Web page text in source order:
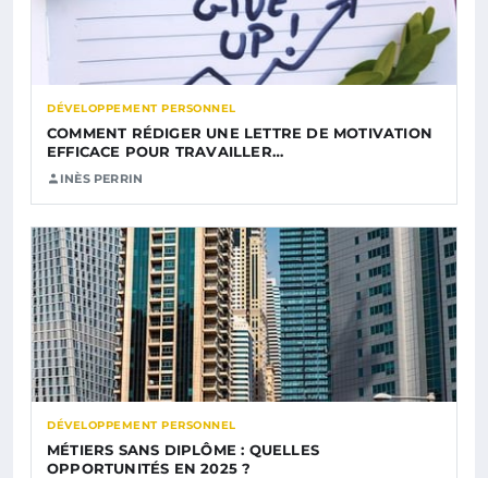
DÉVELOPPEMENT PERSONNEL
COMMENT RÉDIGER UNE LETTRE DE MOTIVATION
EFFICACE POUR TRAVAILLER…
INÈS PERRIN
DÉVELOPPEMENT PERSONNEL
MÉTIERS SANS DIPLÔME : QUELLES
OPPORTUNITÉS EN 2025 ?